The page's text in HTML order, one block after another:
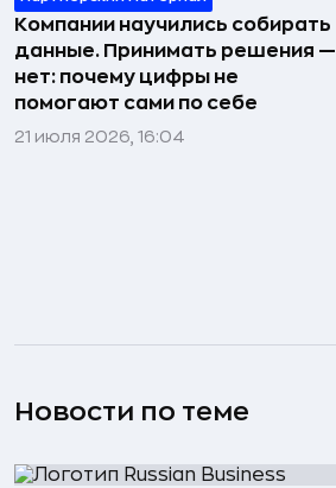
Компании научились собирать
данные. Принимать решения —
нет: почему цифры не
помогают сами по себе
21 июля 2026, 16:04
Новости по теме